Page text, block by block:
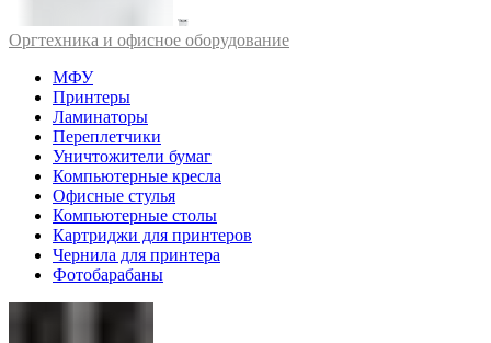
Оргтехника и офисное оборудование
МФУ
Принтеры
Ламинаторы
Переплетчики
Уничтожители бумаг
Компьютерные кресла
Офисные стулья
Компьютерные столы
Картриджи для принтеров
Чернила для принтера
Фотобарабаны